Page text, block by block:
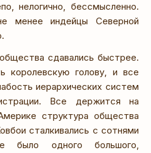
нелогично, бессмысленно.
менее индейцы Северной
сдавались быстрее.
королевскую голову, и все
иерархических систем
Все держится на
структура общества
сталкивались с сотнями
было одного большого,